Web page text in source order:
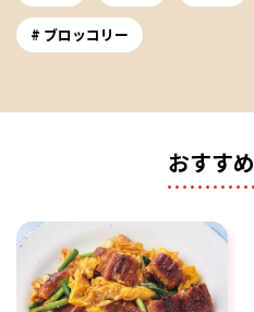
ブロッコリー
おすす